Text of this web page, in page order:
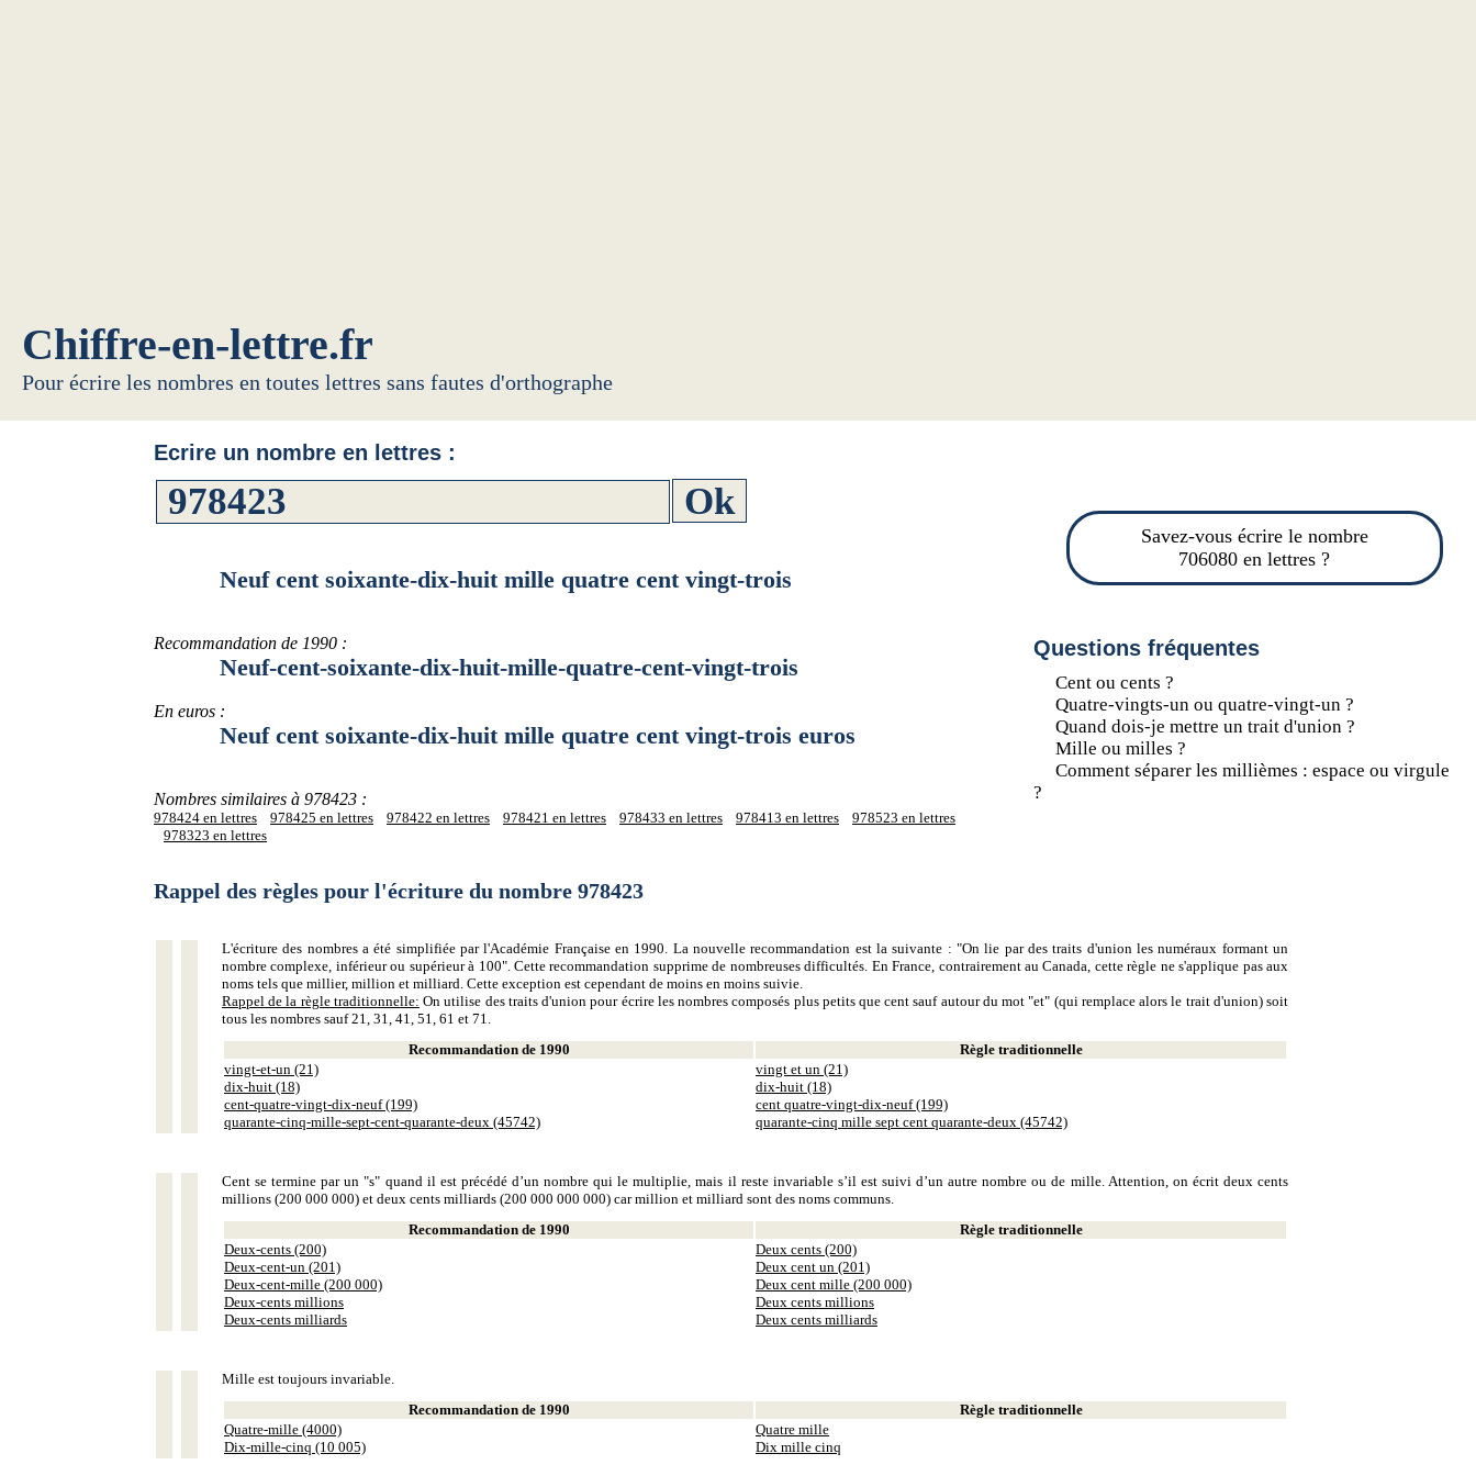
Chiffre-en-lettre.fr
Pour écrire les nombres en toutes lettres sans fautes d'orthographe
Savez-vous écrire le nombre
706080 en lettres ?
Questions fréquentes
Cent ou cents ?
Quatre-vingts-un ou quatre-vingt-un ?
Quand dois-je mettre un trait d'union ?
Mille ou milles ?
Comment séparer les millièmes : espace ou virgule
?
Ecrire un nombre en lettres :
Neuf cent soixante-dix-huit mille quatre cent vingt-trois
Recommandation de 1990 :
Neuf-cent-soixante-dix-huit-mille-quatre-cent-vingt-trois
En euros :
Neuf cent soixante-dix-huit mille quatre cent vingt-trois euros
Nombres similaires à 978423 :
978424 en lettres 978425 en lettres 978422 en lettres 978421 en lettres 978433 en lettres 978413 en lettres
978523 en lettres
978323 en lettres
Rappel des règles pour l'écriture du nombre 978423
L'écriture des nombres a été simplifiée par l'Académie Française en 1990. La nouvelle recommandation est la suivante : "On lie par des traits d'union les numéraux formant un
nombre complexe, inférieur ou supérieur à 100". Cette recommandation supprime de nombreuses difficultés. En France, contrairement au Canada, cette règle ne s'applique pas aux
noms tels que millier, million et milliard. Cette exception est cependant de moins en moins suivie.
Rappel de la règle traditionnelle: On utilise des traits d'union pour écrire les nombres composés plus petits que cent sauf autour du mot "et" (qui remplace alors le trait d'union) soit
tous les nombres sauf 21, 31, 41, 51, 61 et 71.
Recommandation de 1990
Règle traditionnelle
vingt-et-un (21)
dix-huit (18)
cent-quatre-vingt-dix-neuf (199)
quarante-cinq-mille-sept-cent-quarante-deux (45742)
vingt et un (21)
dix-huit (18)
cent quatre-vingt-dix-neuf (199)
quarante-cinq mille sept cent quarante-deux (45742)
Cent se termine par un "s" quand il est précédé d’un nombre qui le multiplie, mais il reste invariable s’il est suivi d’un autre nombre ou de mille. Attention, on écrit deux cents
millions (200 000 000) et deux cents milliards (200 000 000 000) car million et milliard sont des noms communs.
Recommandation de 1990
Règle traditionnelle
Deux-cents (200)
Deux-cent-un (201)
Deux-cent-mille (200 000)
Deux-cents millions
Deux-cents milliards
Deux cents (200)
Deux cent un (201)
Deux cent mille (200 000)
Deux cents millions
Deux cents milliards
Mille est toujours invariable.
Recommandation de 1990
Règle traditionnelle
Quatre-mille (4000)
Dix-mille-cinq (10 005)
Quatre mille
Dix mille cinq